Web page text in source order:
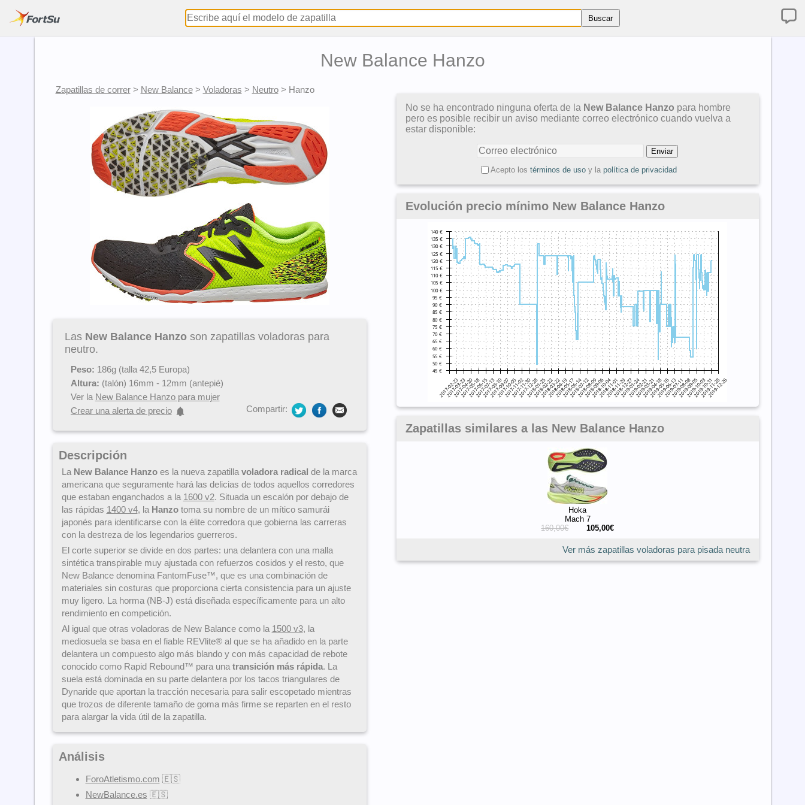
New Balance Hanzo
Zapatillas de correr> New Balance> Voladoras > Neutro> Hanzo
Las New Balance Hanzoson zapatillas voladoras para
neutro.
Peso: 186g (talla 42,5 Europa)
Altura: (talón) 16mm - 12mm (antepié)
Ver la New Balance Hanzo para mujer
Crear una alerta de precio
Compartir:
Descripción
La New Balance Hanzoes la nueva zapatilla voladora radical de la marca
americana que seguramente hará las delicias de todos aquellos corredores
que estaban enganchados a la 1600 v2. Situada un escalón por debajo de
las rápidas 1400 v4, la Hanzotoma su nombre de un mítico samurái
japonés para identificarse con la élite corredora que gobierna las carreras
con la destreza de los legendarios guerreros.
El corte superior se divide en dos partes: una delantera con una malla
sintética transpirable muy ajustada con refuerzos cosidos y el resto, que
New Balance denomina FantomFuse™, que es una combinación de
materiales sin costuras que proporciona cierta consistencia para un ajuste
muy ligero. La horma (NB-J) está diseñada específicamente para un alto
rendimiento en competición.
Al igual que otras voladoras de New Balance como la 1500 v3, la
mediosuela se basa en el fiable REVlite® al que se ha añadido en la parte
delantera un compuesto algo más blando y con más capacidad de rebote
conocido como Rapid Rebound™ para una transición más rápida. La
suela está dominada en su parte delantera por los tacos triangulares de
Dynaride que aportan la tracción necesaria para salir escopetado mientras
que trozos de diferente tamaño de goma más firme se reparten en el resto
para alargar la vida útil de la zapatilla.
Análisis
ForoAtletismo.com 🇪🇸
NewBalance.es 🇪🇸
No se ha encontrado ninguna oferta de la New Balance Hanzo para hombre
pero es posible recibir un aviso mediante correo electrónico cuando vuelva a
estar disponible:
Acepto los términos de usoy la política de privacidad
Evolución precio mínimo New Balance Hanzo
Zapatillas similares a las New Balance Hanzo
Hoka
Mach 7
160,00€
105,00€
Ver más zapatillas voladoras para pisada neutra